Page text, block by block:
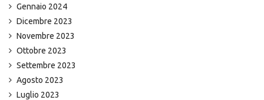
Gennaio 2024
Dicembre 2023
Novembre 2023
Ottobre 2023
Settembre 2023
Agosto 2023
Luglio 2023